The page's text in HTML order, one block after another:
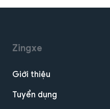
Zingxe
Giới thiệu
Tuyển dụng